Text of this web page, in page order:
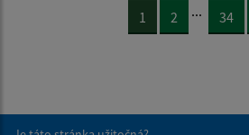
1 2 ... 34